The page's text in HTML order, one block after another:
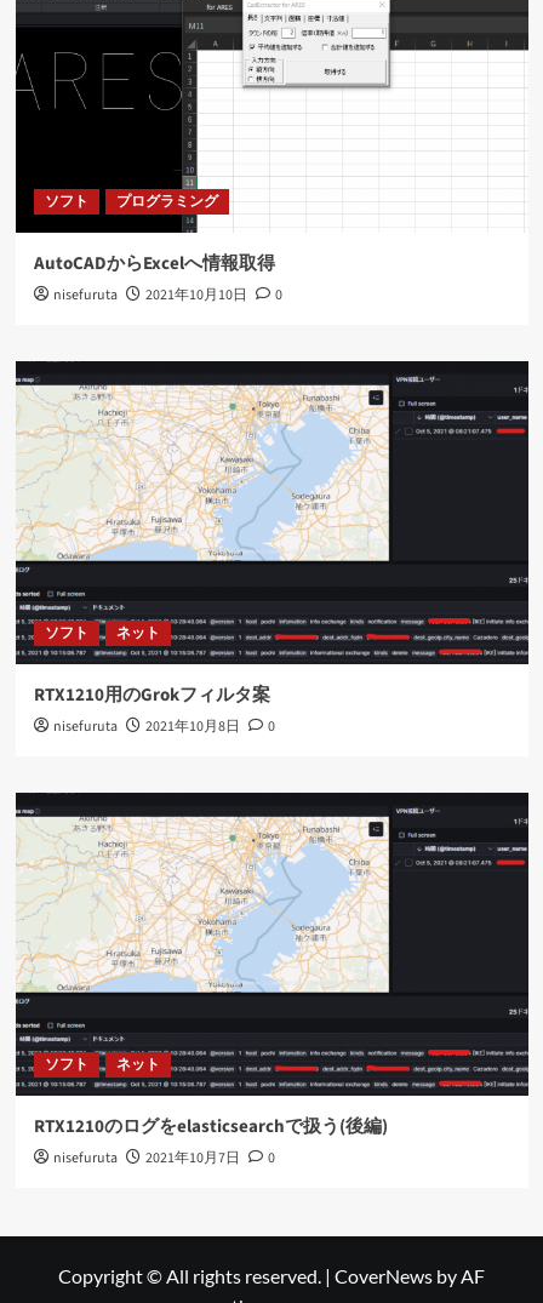
ソフト プログラミング
AutoCADからExcelへ情報取得
nisefuruta 2021年10月10日 0
ソフト ネット
RTX1210用のGrokフィルタ案
nisefuruta 2021年10月8日 0
ソフト ネット
RTX1210のログをelasticsearchで扱う(後編)
nisefuruta 2021年10月7日 0
Copyright © All rights reserved. | CoverNews by AF